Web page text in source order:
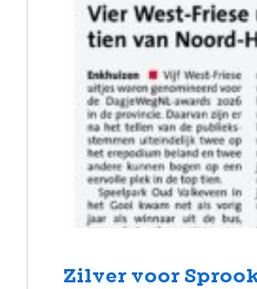
Zilver voor